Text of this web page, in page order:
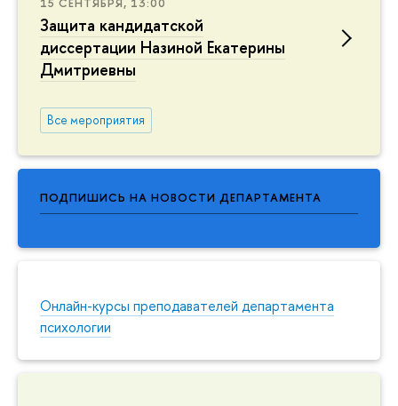
Защита кандидатской
диссертации Назиной Екатерины
Дмитриевны
Все мероприятия
ПОДПИШИСЬ НА НОВОСТИ ДЕПАРТАМЕНТА
Онлайн-курсы преподавателей департамента
психологии